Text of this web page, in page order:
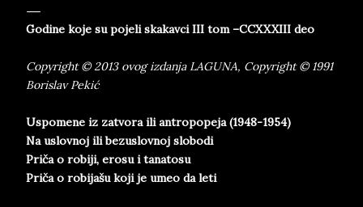
Godine koje su pojeli skakavci III tom –CCXXXIII deo
Copyright © 2013 ovog izdanja LAGUNA, Copyright © 1991
Borislav Pekić
Uspomene iz zatvora ili antropopeja (1948-1954)
Na uslovnoj ili bezuslovnoj slobodi
Priča o robiji, erosu i tanatosu
Priča o robijašu koji je umeo da leti